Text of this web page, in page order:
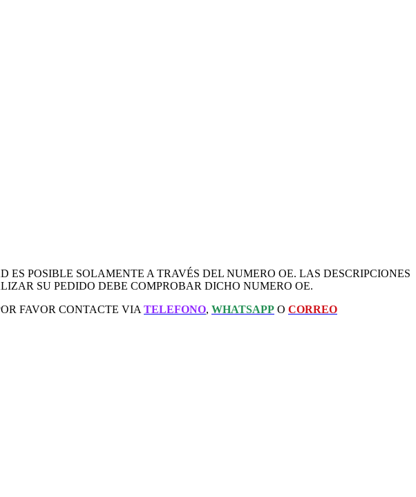
POSIBLE SOLAMENTE A TRAVÉS DEL NUMERO OE. LAS DESCRIPCIONES
SU PEDIDO DEBE COMPROBAR DICHO NUMERO OE.
FAVOR CONTACTE VIATELEFONO, WHATSAPP O CORREO